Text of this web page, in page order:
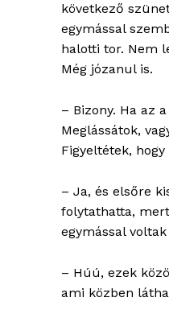
következő
egymással
halotti tor. Nem
Még józanul is.
– Bizony. Ha az
Meglássátok,
Figyeltétek,
– Ja, és elsőre
folytathatta,
egymással
– Húú, ezek
ami közben